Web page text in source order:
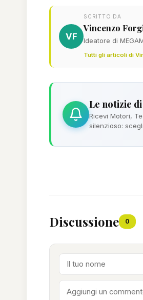
VF
SCRITTO DA
Vincenzo
Ideatore di
Tutti gli articoli di
Le notizie
Ricevi Motori,
silenzioso:
Discussione 0